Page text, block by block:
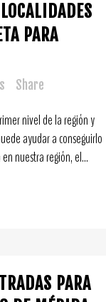
PARA
Share
nivel de la región y
ayudar a conseguirlo
nuestra región, el...
PARA